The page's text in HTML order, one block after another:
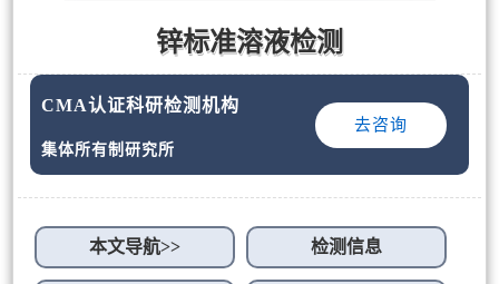
锌标准溶液检测
CMA认证科研检测机构
集体所有制研究所
去咨询
本文导航>> 检测信息